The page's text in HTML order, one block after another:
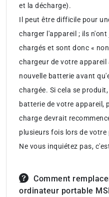
et la décharge).
Il peut être difficile pour
charger l'appareil ; ils
chargés et sont donc «
chargeur de votre appareil
nouvelle batterie avant
chargée. Si cela se
batterie de votre appareil,
charge devrait
plusieurs fois lors de votre
Ne vous inquiétez pas,
Comment
ordinateur portable